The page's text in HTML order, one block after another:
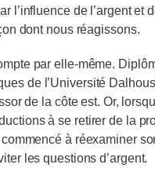
l’influence de l’argent et
dont nous réagissons.
par elle‑même.
de l’Université
de la côte est. Or,
à se retirer de la
à réexaminer
les questions d’argent.